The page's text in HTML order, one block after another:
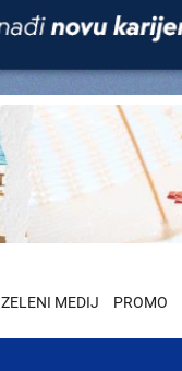
ZELENI MEDIJ PROMO